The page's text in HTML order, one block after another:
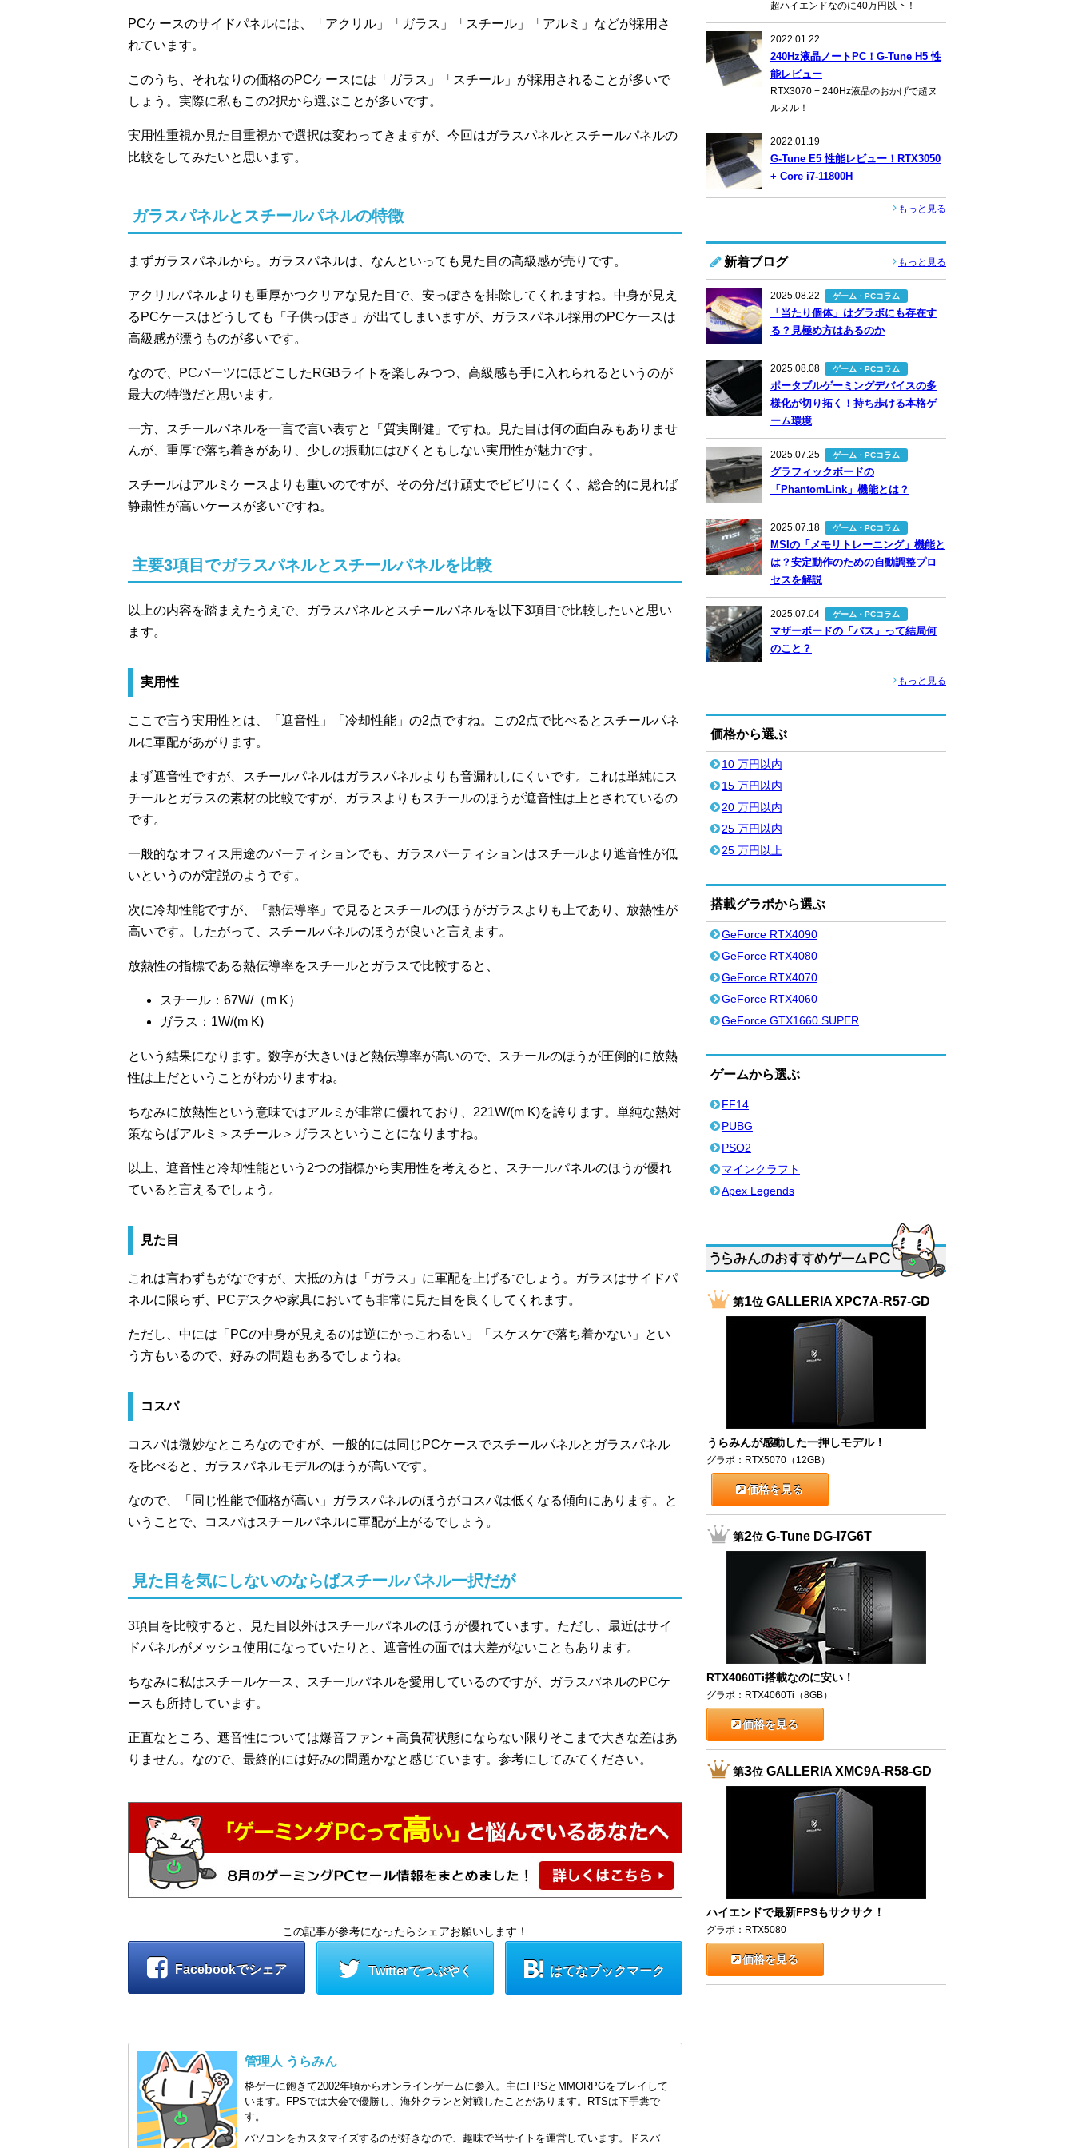
PCケースのサイドパネルには、「アクリル」「ガラス」「スチール」「アルミ」などが採用さ
れています。
このうち、それなりの価格のPCケースには「ガラス」「スチール」が採用されることが多いで
しょう。実際に私もこの2択から選ぶことが多いです。
実用性重視か見た目重視かで選択は変わってきますが、今回はガラスパネルとスチールパネルの
比較をしてみたいと思います。
ガラスパネルとスチールパネルの特徴
まずガラスパネルから。ガラスパネルは、なんといっても見た目の高級感が売りです。
アクリルパネルよりも重厚かつクリアな見た目で、安っぽさを排除してくれますね。中身が見え
るPCケースはどうしても「子供っぽさ」が出てしまいますが、ガラスパネル採用のPCケースは
高級感が漂うものが多いです。
なので、PCパーツにほどこしたRGBライトを楽しみつつ、高級感も手に入れられるというのが
最大の特徴だと思います。
一方、スチールパネルを一言で言い表すと「質実剛健」ですね。見た目は何の面白みもありませ
んが、重厚で落ち着きがあり、少しの振動にはびくともしない実用性が魅力です。
スチールはアルミケースよりも重いのですが、その分だけ頑丈でビビリにくく、総合的に見れば
静粛性が高いケースが多いですね。
主要3項目でガラスパネルとスチールパネルを比較
以上の内容を踏まえたうえで、ガラスパネルとスチールパネルを以下3項目で比較したいと思い
ます。
実用性
ここで言う実用性とは、「遮音性」「冷却性能」の2点ですね。この2点で比べるとスチールパネ
ルに軍配があがります。
まず遮音性ですが、スチールパネルはガラスパネルよりも音漏れしにくいです。これは単純にス
チールとガラスの素材の比較ですが、ガラスよりもスチールのほうが遮音性は上とされているの
です。
一般的なオフィス用途のパーティションでも、ガラスパーティションはスチールより遮音性が低
いというのが定説のようです。
次に冷却性能ですが、「熱伝導率」で見るとスチールのほうがガラスよりも上であり、放熱性が
高いです。したがって、スチールパネルのほうが良いと言えます。
放熱性の指標である熱伝導率をスチールとガラスで比較すると、
スチール：67W/（m K）
ガラス：1W/(m K)
という結果になります。数字が大きいほど熱伝導率が高いので、スチールのほうが圧倒的に放熱
性は上だということがわかりますね。
ちなみに放熱性という意味ではアルミが非常に優れており、221W/(m K)を誇ります。単純な熱対
策ならばアルミ＞スチール＞ガラスということになりますね。
以上、遮音性と冷却性能という2つの指標から実用性を考えると、スチールパネルのほうが優れ
ていると言えるでしょう。
見た目
これは言わずもがなですが、大抵の方は「ガラス」に軍配を上げるでしょう。ガラスはサイドパ
ネルに限らず、PCデスクや家具においても非常に見た目を良くしてくれます。
ただし、中には「PCの中身が見えるのは逆にかっこわるい」「スケスケで落ち着かない」とい
う方もいるので、好みの問題もあるでしょうね。
コスパ
コスパは微妙なところなのですが、一般的には同じPCケースでスチールパネルとガラスパネル
を比べると、ガラスパネルモデルのほうが高いです。
なので、「同じ性能で価格が高い」ガラスパネルのほうがコスパは低くなる傾向にあります。と
いうことで、コスパはスチールパネルに軍配が上がるでしょう。
見た目を気にしないのならばスチールパネル一択だが
3項目を比較すると、見た目以外はスチールパネルのほうが優れています。ただし、最近はサイ
ドパネルがメッシュ使用になっていたりと、遮音性の面では大差がないこともあります。
ちなみに私はスチールケース、スチールパネルを愛用しているのですが、ガラスパネルのPCケ
ースも所持しています。
正直なところ、遮音性については爆音ファン＋高負荷状態にならない限りそこまで大きな差はあ
りません。なので、最終的には好みの問題かなと感じています。参考にしてみてください。
この記事が参考になったらシェアお願いします！
Facebookでシェア Twitterでつぶやく はてなブックマーク
管理人 うらみん
格ゲーに飽きて2002年頃からオンラインゲームに参入。主にFPSとMMORPGをプレイして
います。FPSでは大会で優勝し、海外クランと対戦したことがあります。RTSは下手糞で
す。
パソコンをカスタマイズするのが好きなので、趣味で当サイトを運営しています。ドスパ
超ハイエンドなのに40万円以下！
2022.01.22
240Hz液晶ノートPC！G-Tune H5 性
能レビュー
RTX3070 + 240Hz液晶のおかげで超ヌ
ルヌル！
2022.01.19
G-Tune E5 性能レビュー！RTX3050
+ Core i7-11800H
もっと見る
新着ブログ もっと見る
2025.08.22 ゲーム・PCコラム
「当たり個体」はグラボにも存在す
る？見極め方はあるのか
2025.08.08 ゲーム・PCコラム
ポータブルゲーミングデバイスの多
様化が切り拓く！持ち歩ける本格ゲ
ーム環境
2025.07.25 ゲーム・PCコラム
グラフィックボードの
「PhantomLink」機能とは？
2025.07.18 ゲーム・PCコラム
MSIの「メモリトレーニング」機能と
は？安定動作のための自動調整プロ
セスを解説
2025.07.04 ゲーム・PCコラム
マザーボードの「バス」って結局何
のこと？
もっと見る
価格から選ぶ
10 万円以内
15 万円以内
20 万円以内
25 万円以内
25 万円以上
搭載グラボから選ぶ
GeForce RTX4090
GeForce RTX4080
GeForce RTX4070
GeForce RTX4060
GeForce GTX1660 SUPER
ゲームから選ぶ
FF14
PUBG
PSO2
マインクラフト
Apex Legends
第1位GALLERIA XPC7A-R57-GD
うらみんが感動した一押しモデル！
グラボ：RTX5070（12GB）
価格を見る
第2位G-Tune DG-I7G6T
RTX4060Ti搭載なのに安い！
グラボ：RTX4060Ti（8GB）
価格を見る
第3位GALLERIA XMC9A-R58-GD
ハイエンドで最新FPSもサクサク！
グラボ：RTX5080
価格を見る